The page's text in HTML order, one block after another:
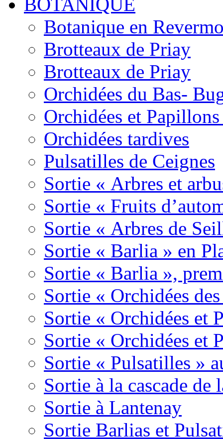
Botanique en
Brotteaux de Priay
Brotteaux de Priay
Orchidées du Bas-
Orchidées et
Orchidées tardives
Pulsatilles de Ceignes
Sortie « Arbres et
Sortie « Fruits
Sortie « Arbres de
Sortie « Barlia » en
Sortie « Barlia »,
Sortie « Orchidées
Sortie « Orchidées et
Sortie « Orchidées et
Sortie « Pulsatilles »
Sortie à la cascade de
Sortie à Lantenay
Sortie Barlias et